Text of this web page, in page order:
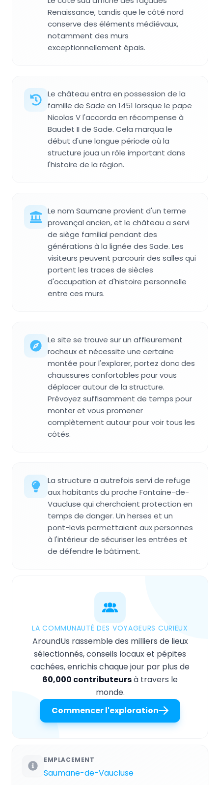
Renaissance, tandis que le côté nord
conserve des éléments médiévaux,
notamment des murs
exceptionnellement épais.
Le château entra en possession de la
famille de Sade en 1451 lorsque le pape
Nicolas V l'accorda en récompense à
Baudet II de Sade. Cela marqua le
début d'une longue période où la
structure joua un rôle important dans
l'histoire de la région.
Le nom Saumane provient d'un terme
provençal ancien, et le château a servi
de siège familial pendant des
générations à la lignée des Sade. Les
visiteurs peuvent parcourir des salles qui
portent les traces de siècles
d'occupation et d'histoire personnelle
entre ces murs.
Le site se trouve sur un affleurement
rocheux et nécessite une certaine
montée pour l'explorer, portez donc des
chaussures confortables pour vous
déplacer autour de la structure.
Prévoyez suffisamment de temps pour
monter et vous promener
complètement autour pour voir tous les
côtés.
La structure a autrefois servi de refuge
aux habitants du proche Fontaine-de-
Vaucluse qui cherchaient protection en
temps de danger. Un herses et un
pont-levis permettaient aux personnes
à l'intérieur de sécuriser les entrées et
de défendre le bâtiment.
LA COMMUNAUTÉ DES VOYAGEURS CURIEUX
AroundUs rassemble des milliers de lieux
sélectionnés, conseils locaux et pépites
cachées, enrichis chaque jour par plus de
60,000 contributeursà travers le
monde.
Commencer l'exploration
EMPLACEMENT
Saumane-de-Vaucluse